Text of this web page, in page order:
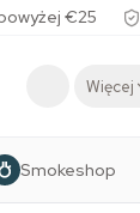
€25
Więcej
Smokeshop